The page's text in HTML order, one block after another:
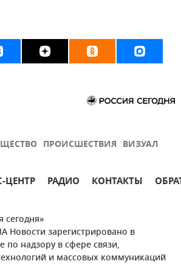
ПРОИСШЕСТВИЯ ВИЗУАЛ
ЦЕНТР РАДИО КОНТАКТЫ
Новости зарегистрировано в
по надзору в сфере связи,
и массовых коммуникаций